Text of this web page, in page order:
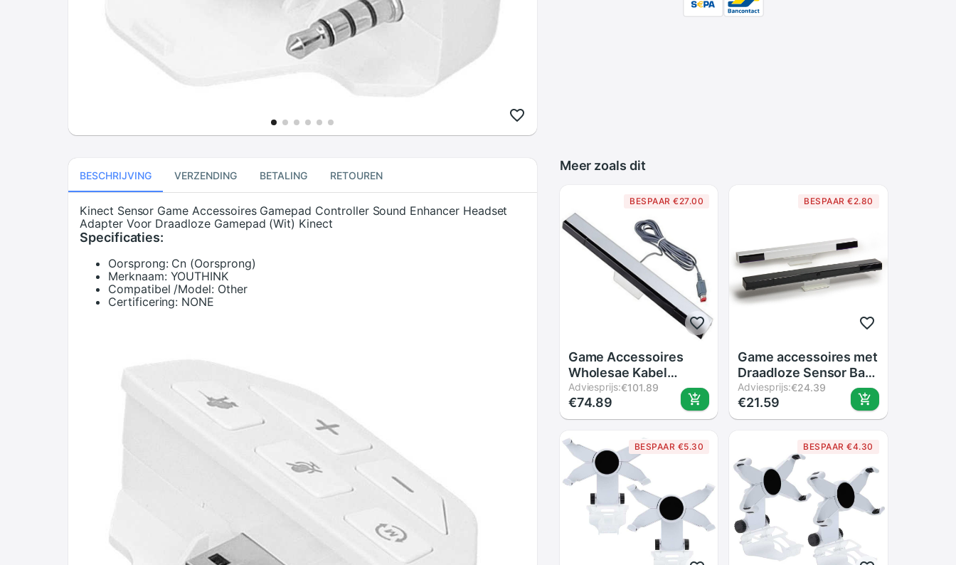
BESCHRIJVING VERZENDING BETALING RETOUREN
Kinect Sensor Game Accessoires Gamepad Controller Sound Enhancer Headset
Adapter Voor Draadloze Gamepad (Wit) Kinect
Specificaties:
Oorsprong: Cn (Oorsprong)
Merknaam: YOUTHINK
Compatibel /Model: Other
Certificering: NONE
Meer zoals dit
BESPAAR €27.00
Game Accessoires
Wholesae Kabel
Infrarood Ir Signaal Ray
Sensor Bar/Ontvanger
Voor Nintend Voor Wii
Beweging Sensor
Adviesprijs:€101.89
€74.89
BESPAAR €2.80
Game accessoires met
Draadloze Sensor Bar
Afstandsbediening
Infrarood Ray voor
Nintendo Wii/Wii U
voor optie)
Adviesprijs:€24.39
€21.59
BESPAAR €5.30 BESPAAR €4.30